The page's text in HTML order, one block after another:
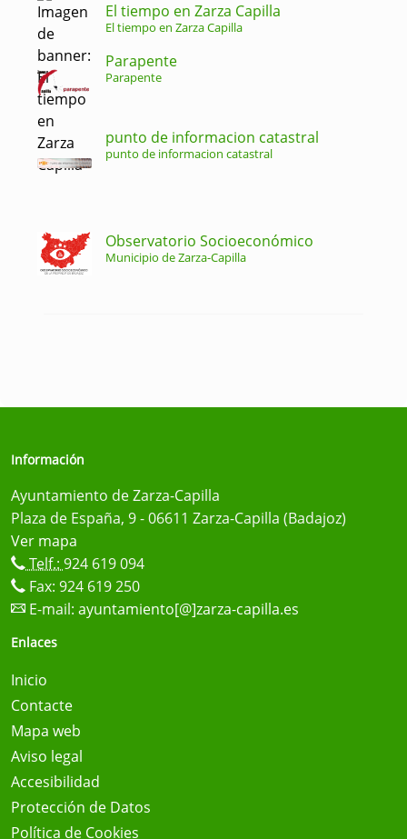
El tiempo en Zarza Capilla
El tiempo en Zarza Capilla
Parapente
Parapente
punto de informacion catastral
punto de informacion catastral
Observatorio Socioeconómico
Municipio de Zarza-Capilla
Información
Ayuntamiento de Zarza-Capilla
Plaza de España, 9 - 06611 Zarza-Capilla (Badajoz)
Ver mapa
Telf.: 924 619 094
Fax: 924 619 250
E-mail: ayuntamiento[@]zarza-capilla.es
Enlaces
Inicio
Contacte
Mapa web
Aviso legal
Accesibilidad
Protección de Datos
Política de Cookies